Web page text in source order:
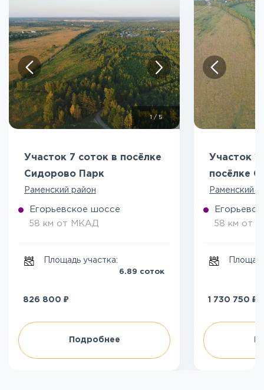
1/ 5
Участок 7 соток в посёлке
Сидорово Парк
Раменский район
Егорьевское шоссе
58 км от МКАД
Площадь участка:
6.89 соток
826 800 ₽
Подробнее
Участок
посёлке
Раменский
58 км от
1 730 750 ₽